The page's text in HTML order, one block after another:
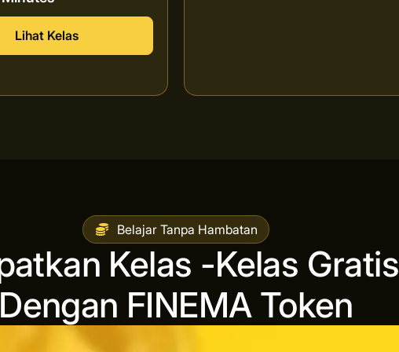
Lihat Kelas
Belajar Tanpa Hambatan
Kelas -Kelas Gratis
FINEMA Token